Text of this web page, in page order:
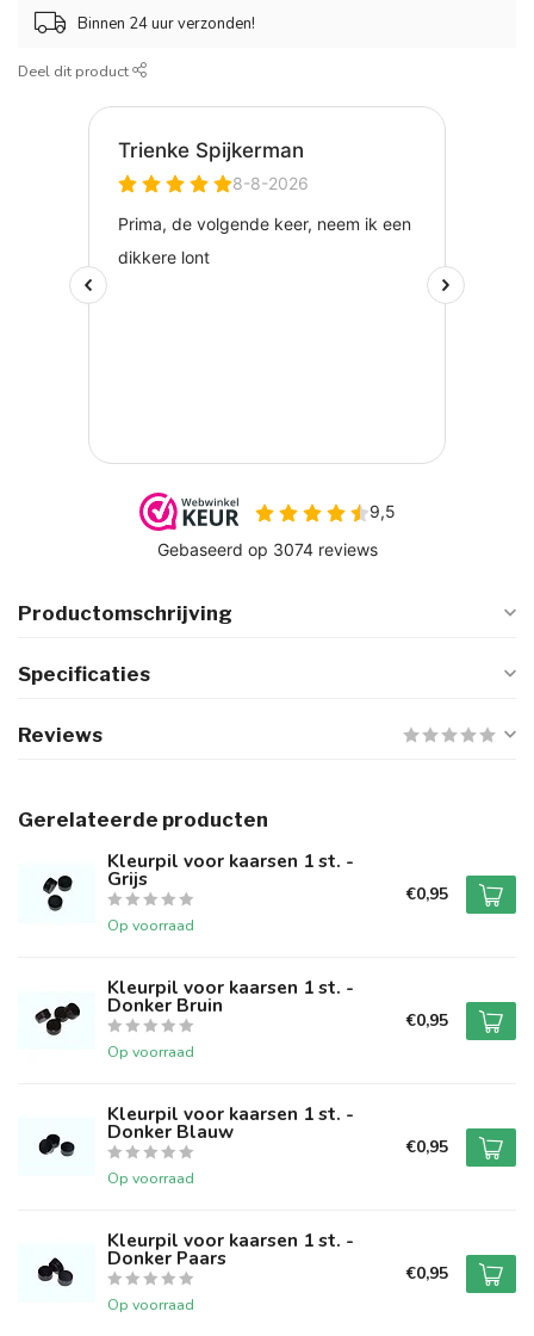
Binnen 24 uur verzonden!
Deel dit product
Productomschrijving
Specificaties
Reviews
Gerelateerde producten
Kleurpil voor kaarsen 1 st. -
Grijs
Op voorraad
€0,95
Kleurpil voor kaarsen 1 st. -
Donker Bruin
Op voorraad
€0,95
Kleurpil voor kaarsen 1 st. -
Donker Blauw
Op voorraad
€0,95
Kleurpil voor kaarsen 1 st. -
Donker Paars
Op voorraad
€0,95